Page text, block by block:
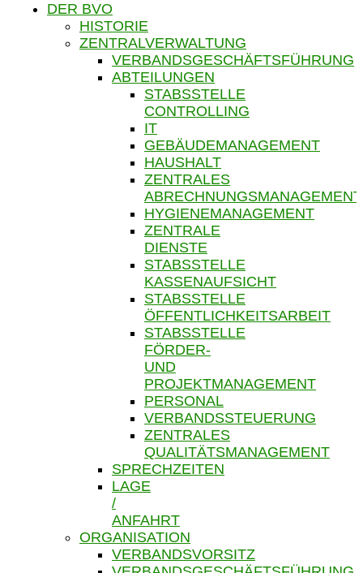
DER BVO
HISTORIE
ZENTRALVERWALTUNG
VERBANDSGESCHÄFTSFÜHRUNG
ABTEILUNGEN
STABSSTELLE
CONTROLLING
IT
GEBÄUDEMANAGEMENT
HAUSHALT
ZENTRALES
ABRECHNUNGSMANAGEMENT
HYGIENEMANAGEMENT
ZENTRALE
DIENSTE
STABSSTELLE
KASSENAUFSICHT
STABSSTELLE
ÖFFENTLICHKEITSARBEIT
STABSSTELLE
FÖRDER-
UND
PROJEKTMANAGEMENT
PERSONAL
VERBANDSSTEUERUNG
ZENTRALES
QUALITÄTSMANAGEMENT
SPRECHZEITEN
LAGE
/
ANFAHRT
ORGANISATION
VERBANDSVORSITZ